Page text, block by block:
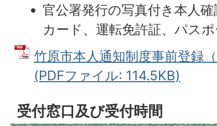
官公署発行の写真付き本人
カード、運転免許証、パス
竹原市本人通知制度事前登録
(PDFファイル: 114.5KB)
受付窓口及び受付時間